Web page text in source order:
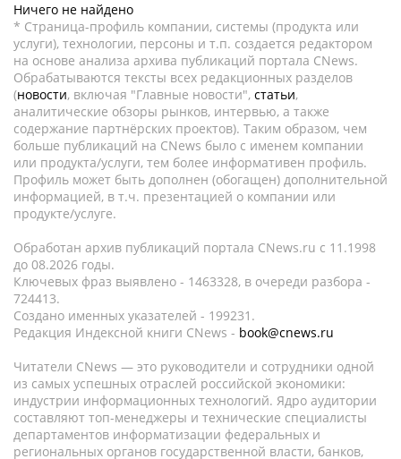
Ничего не найдено
* Страница-профиль компании, системы (продукта или
услуги), технологии, персоны и т.п. создается редактором
на основе анализа архива публикаций портала CNews.
Обрабатываются тексты всех редакционных разделов
(новости, включая "Главные новости", статьи,
аналитические обзоры рынков, интервью, а также
содержание партнёрских проектов). Таким образом, чем
больше публикаций на CNews было с именем компании
или продукта/услуги, тем более информативен профиль.
Профиль может быть дополнен (обогащен) дополнительной
информацией, в т.ч. презентацией о компании или
продукте/услуге.
Обработан архив публикаций портала CNews.ru c 11.1998
до 08.2026 годы.
Ключевых фраз выявлено - 1463328, в очереди разбора -
724413.
Создано именных указателей - 199231.
Редакция Индексной книги CNews - book@cnews.ru
Читатели CNews — это руководители и сотрудники одной
из самых успешных отраслей российской экономики:
индустрии информационных технологий. Ядро аудитории
составляют топ-менеджеры и технические специалисты
департаментов информатизации федеральных и
региональных органов государственной власти, банков,